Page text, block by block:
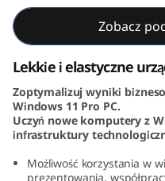
e
n
4
1
Zobacz
Lekkie i elastyczne
Zoptymalizuj wyniki
Windows 11 Pro PC.
Uczyń nowe komputery z
infrastruktury
Możliwość korzystania w
prezentowania,